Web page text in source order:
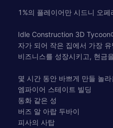
1%의 플레이어만 시드니 오
Idle Construction 3D Tycoon
자가 되어 작은 집에서 가장
비즈니스를 성장시키고, 현금
몇 시간 동안 바쁘게 만들 놀
엠파이어 스테이트 빌딩
동화 같은 성
버즈 알 아랍 두바이
피사의 사탑